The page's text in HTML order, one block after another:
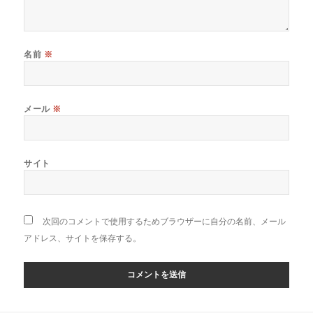
名前 ※
メール ※
サイト
次回のコメントで使用するためブラウザーに自分の名前、メール
アドレス、サイトを保存する。